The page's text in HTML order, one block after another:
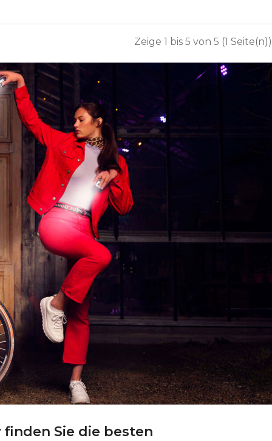
Sie die besten
Zeige 1 bis 5 von 5 (1 Seite(n))